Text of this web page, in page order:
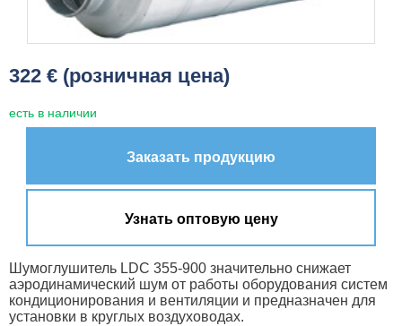
322 € (розничная цена)
есть в наличии
Заказать продукцию
Узнать оптовую цену
Шумоглушитель LDC 355-900 значительно снижает
аэродинамический шум от работы оборудования систем
кондиционирования и вентиляции и предназначен для
установки в круглых воздуховодах.